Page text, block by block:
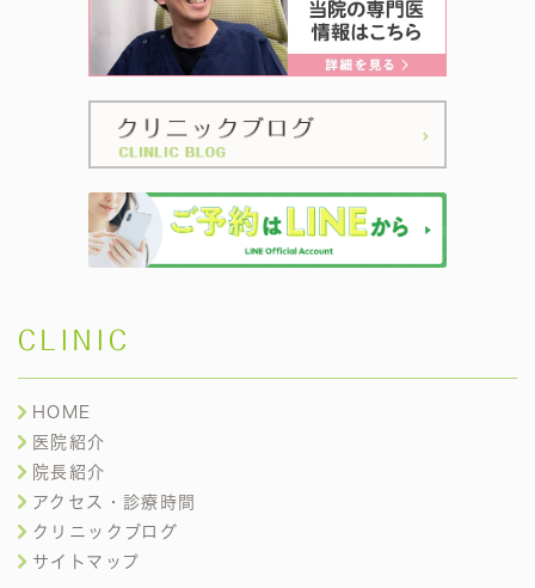
CLINIC
HOME
医院紹介
院長紹介
アクセス・診療時間
クリニックブログ
サイトマップ